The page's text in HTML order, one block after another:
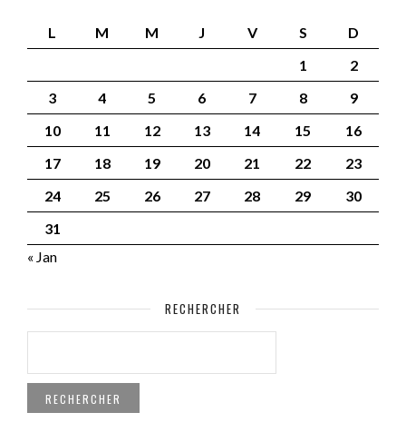
L M M J V S
D
1
2
3
4 5 6 7 8
9
10
11 12 13 14 15
16
17
18 19 20 21 22
23
24
25 26 27 28 29
30
31
« Jan
RECHERCHER